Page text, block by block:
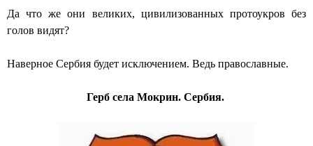
Да что же они великих, цивилизованных протоукров без
голов видят?
Наверное Сербия будет исключением. Ведь православные.
Герб села Мокрин. Сербия.